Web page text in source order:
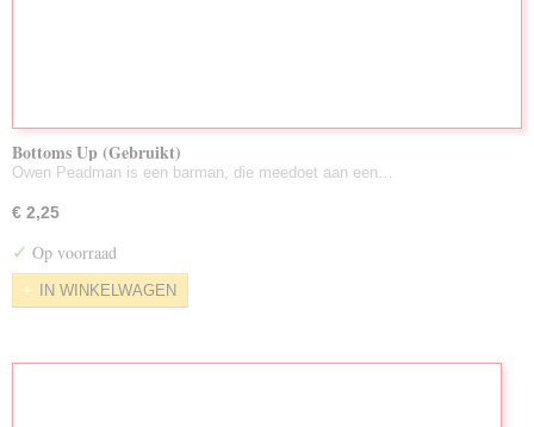
Bottoms Up (Gebruikt)
Owen Peadman is een barman, die meedoet aan een…
€ 2,25
✓ Op voorraad
IN WINKELWAGEN